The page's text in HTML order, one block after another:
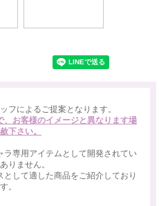
フによるご提案となります。
、お客様のイメージと異なります場
下さい。
ラ専用アイテムとして開発されてい
りません。
して適した商品をご紹介しており
。